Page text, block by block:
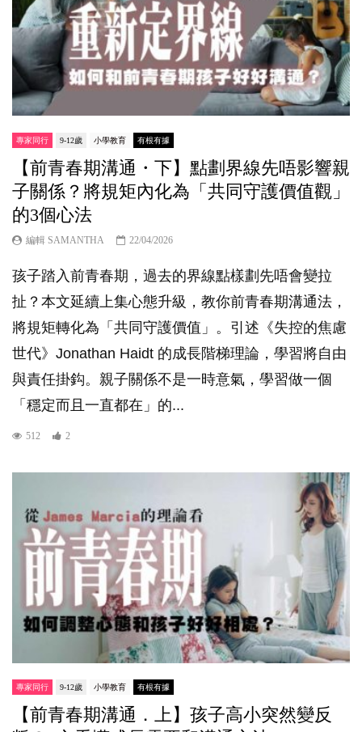
專家同行 9-12歲 小學教育 有根有據
【前青春期溝通・下】點劃界線先唔影響親
子關係？將規矩內化為「共同守護價值觀」
的3個心法
編輯 SAMANTHA 22/04/2026
孩子踏入前青春期，過去的界線點樣劃先唔會變拉
扯？本文延續上集心態升級，教你前青春期溝通法，
將規矩轉化為「共同守護價值」。引述《失控的焦慮
世代》Jonathan Haidt 的成長階梯理論，學習將自由
與責任掛鈎。親子關係不是一時意氣，學習做一個
「穩定而且一直都在」的...
512 2
專家同行 9-12歲 小學教育 有根有據
【前青春期溝通．上】孩子高小突然變反